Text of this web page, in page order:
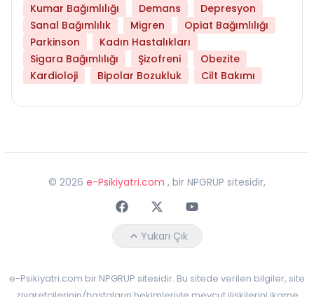
Kumar Bağımlılığı
Demans
Depresyon
Sanal Bağımlılık
Migren
Opiat Bağımlılığı
Parkinson
Kadın Hastalıkları
Sigara Bağımlılığı
Şizofreni
Obezite
Kardioloji
Bipolar Bozukluk Cilt Bakımı
© 2026 e-Psikiyatri.com , bir NPGRUP sitesidir,
FaceebokTwitterYoutube
Yukarı Çık
e-Psikiyatri.com bir NPGRUP sitesidir. Bu sitede verilen bilgiler, site